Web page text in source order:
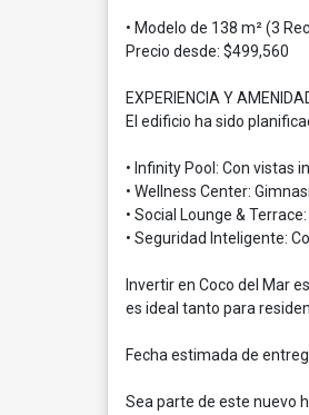
• Modelo de 138 m² (3
Precio desde: $499,560
EXPERIENCIA Y
El edificio ha sido
• Infinity Pool: Con vistas
• Wellness Center:
• Social Lounge &
• Seguridad Inteligente:
Invertir en Coco del Mar
es ideal tanto para
Fecha estimada de
Sea parte de este nuevo